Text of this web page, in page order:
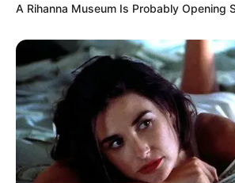
A Rihanna Museum Is Probably Opening